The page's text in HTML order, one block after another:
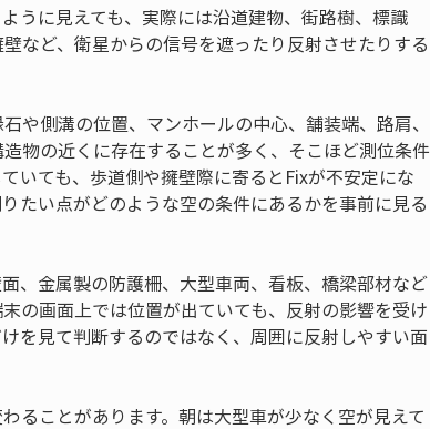
うに見えても、実際には沿道建物、街路樹、標識
など、衛星からの信号を遮ったり反射させたりする
や側溝の位置、マンホールの中心、舗装端、路肩、
物の近くに存在することが多く、そこほど測位条件
いても、歩道側や擁壁際に寄るとFixが不安定にな
たい点がどのような空の条件にあるかを事前に見る
、金属製の防護柵、大型車両、看板、橋梁部材など
の画面上では位置が出ていても、反射の影響を受け
を見て判断するのではなく、周囲に反射しやすい面
ることがあります。朝は大型車が少なく空が見えて